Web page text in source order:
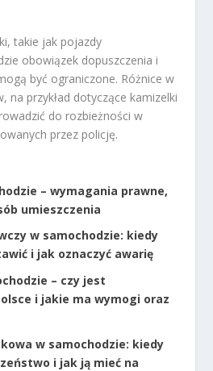
takie jak pojazdy
obowiązek dopuszczenia i
być ograniczone. Różnice w
na przykład dotyczące kamizelki
do rozbieżności w
przez policję.
– wymagania prawne,
umieszczenia
w samochodzie: kiedy
i jak oznaczyć awarię
– czy jest
i jakie ma wymogi oraz
w samochodzie: kiedy
i jak ją mieć na